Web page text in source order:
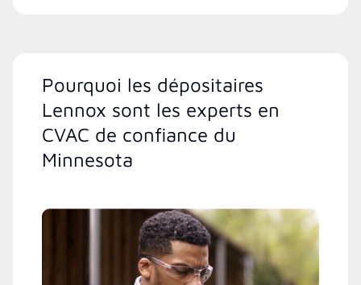
Pourquoi les dépositaires
Lennox sont les experts en
CVAC de confiance du
Minnesota